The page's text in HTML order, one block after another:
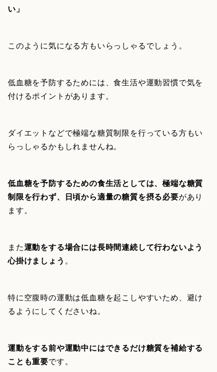
い」
このように気になる方もいらっしゃるでしょう。
低血糖を予防するためには、食生活や運動習慣で気を
付けるポイントがあります。
ダイエットなどで極端な糖質制限を行っている方もい
らっしゃるかもしれませんね。
低血糖を予防するための食生活としては、極端な糖質
制限を行わず、日頃から適量の糖質を摂る必要があり
ます。
また運動をする場合には長時間連続して行わないよう
心掛けましょう 。
特に空腹時の運動は低血糖を起こしやすいため、避け
るようにしてくださいね。
運動をする前や運動中にはできるだけ糖質を補給する
ことも重要です。